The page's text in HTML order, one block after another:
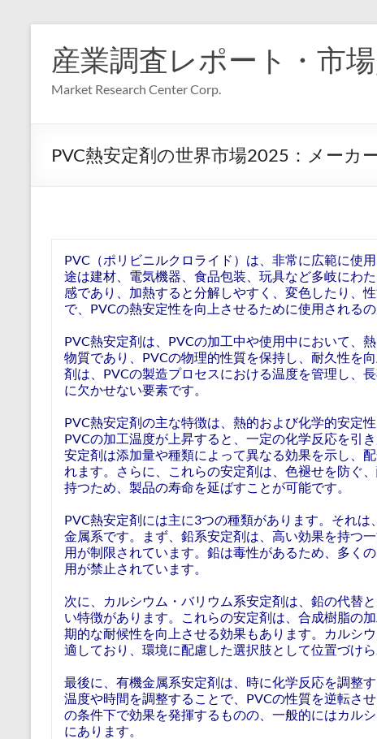
産業調査レポート・市
Market Research Center Corp.
PVC熱安定剤の世界市場2025：メーカ
PVC（ポリビニルクロライド）は、非常に広範に使
途は建材、電気機器、食品包装、玩具など多岐にわ
感であり、加熱すると分解しやすく、変色したり、
で、PVCの熱安定性を向上させるために使用されるの
PVC熱安定剤は、PVCの加工中や使用中において、
物質であり、PVCの物理的性質を保持し、耐久性を
剤は、PVCの製造プロセスにおける温度を管理し、
に欠かせない要素です。
PVC熱安定剤の主な特徴は、熱的および化学的安定
PVCの加工温度が上昇すると、一定の化学反応を引
安定剤は添加量や種類によって異なる効果を示し、
れます。さらに、これらの安定剤は、色褪せを防ぐ
持つため、製品の寿命を延ばすことが可能です。
PVC熱安定剤には主に3つの種類があります。それ
金属系です。まず、鉛系安定剤は、高い効果を持つ
用が制限されています。鉛は毒性があるため、多く
用が禁止されています。
次に、カルシウム・バリウム系安定剤は、鉛の代替
い特徴があります。これらの安定剤は、合成樹脂の
期的な耐候性を向上させる効果もあります。カルシ
適しており、環境に配慮した選択肢として位置づけら
最後に、有機金属系安定剤は、時に化学反応を調整
温度や時間を調整することで、PVCの性質を逆転さ
の条件下で効果を発揮するものの、一般的にはカル
にあります。